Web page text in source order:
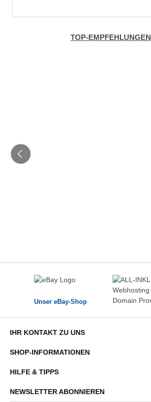
TOP-EMPFEHLUNGEN
Unser eBay-Shop
IHR KONTAKT ZU UNS
SHOP-INFORMATIONEN
HILFE & TIPPS
NEWSLETTER ABONNIEREN